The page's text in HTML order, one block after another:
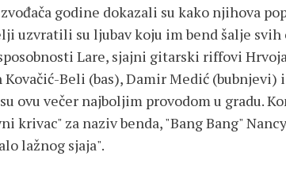
godine dokazali su kako njihova
uzvratili su ljubav koju im bend šalje svih
Lare, sjajni gitarski riffovi
Beli (bas), Damir Medić (bubnjevi)
ovu večer najboljim provodom u gradu.
krivac" za naziv benda, "Bang Bang"
lažnog sjaja".